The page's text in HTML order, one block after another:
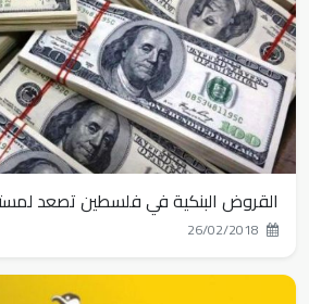
القروض البنكية في فلسطين تصعد